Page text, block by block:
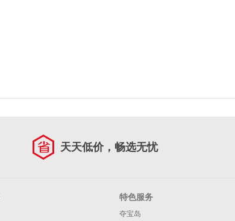
天天低价，畅选无忧
特色服务
夺宝岛